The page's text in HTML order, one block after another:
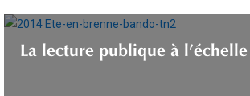
La lecture publique à l’échelle